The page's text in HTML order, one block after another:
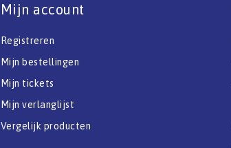
Mijn account
Registreren
Mijn bestellingen
Mijn tickets
Mijn verlanglijst
Vergelijk producten